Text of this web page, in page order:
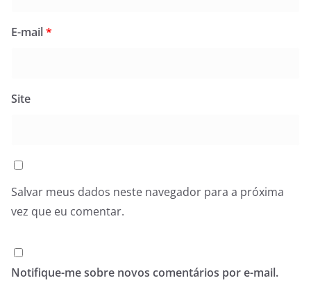
E-mail*
Site
Salvar meus dados neste navegador para a próxima
vez que eu comentar.
Notifique-me sobre novos comentários por e-mail.